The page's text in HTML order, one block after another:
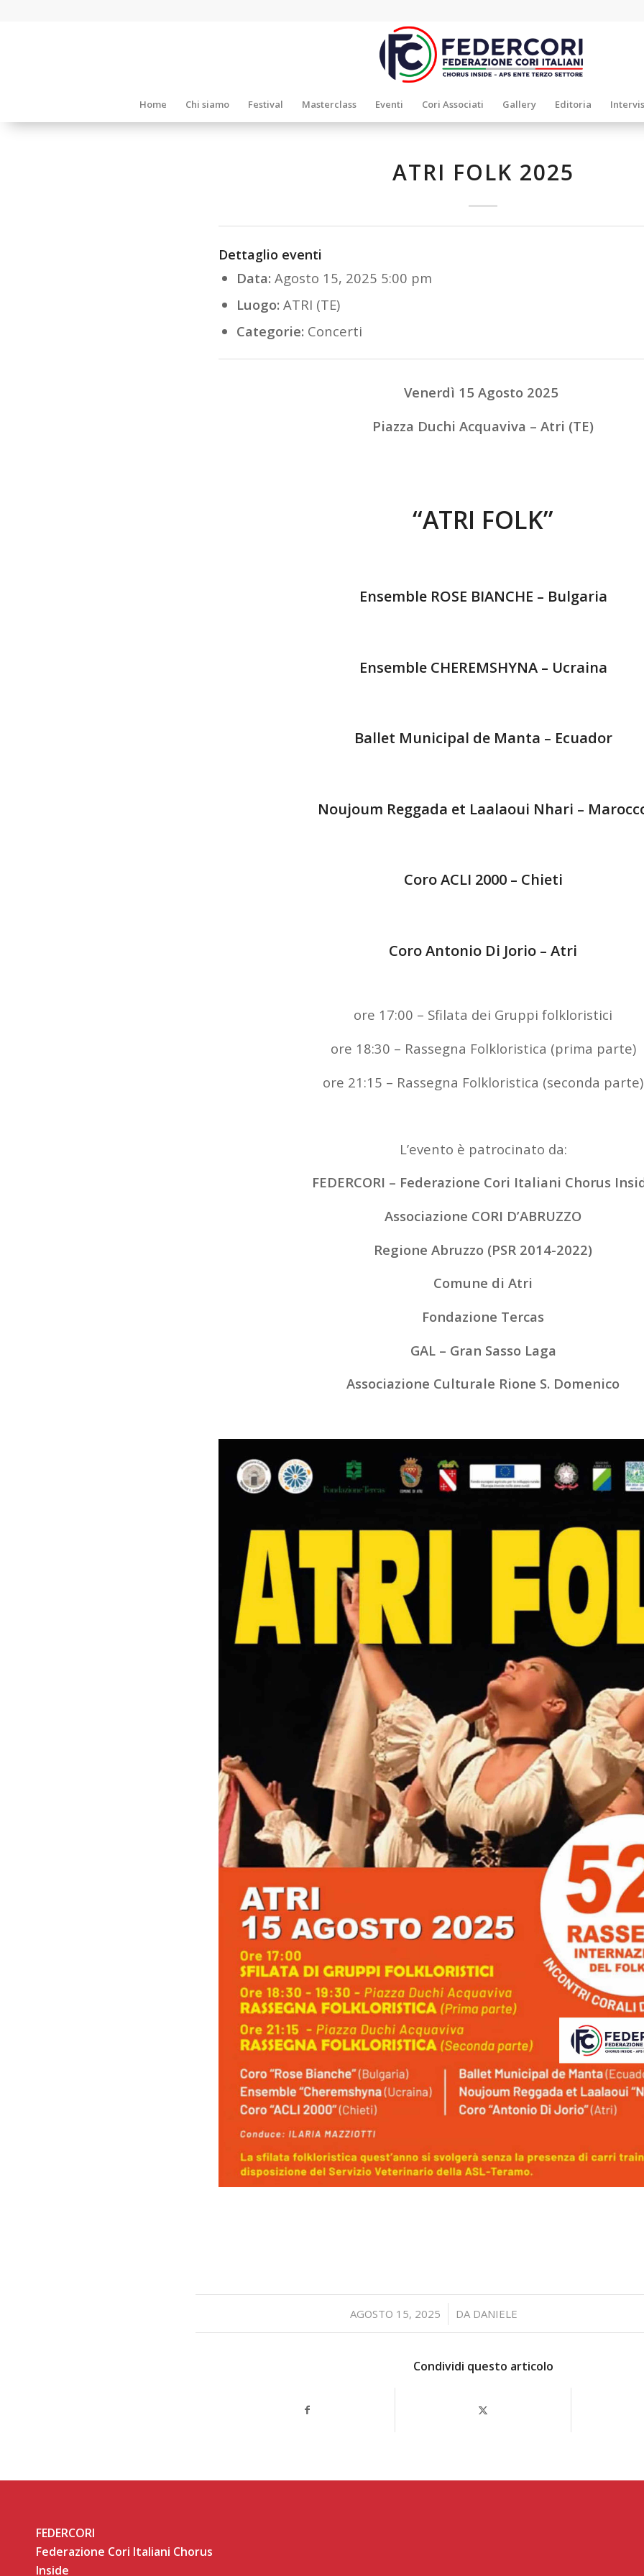
Home Chi siamo Festival Masterclass Eventi Cori Associati Gallery Editoria
ATRI FOLK 2025
Dettaglio eventi
Data: Agosto 15, 2025 5:00 pm
Luogo: ATRI (TE)
Categorie: Concerti
Venerdì 15 Agosto 2025
Piazza Duchi Acquaviva – Atri (TE)
“ATRI FOLK”
Ensemble ROSE BIANCHE – Bulgaria
Ensemble CHEREMSHYNA – Ucraina
Ballet Municipal de Manta – Ecuador
Noujoum Reggada et Laalaoui Nhari –
Coro ACLI 2000 – Chieti
Coro Antonio Di Jorio – Atri
ore 17:00 – Sfilata dei Gruppi folkloristici
ore 18:30 – Rassegna Folkloristica (prima parte)
ore 21:15 – Rassegna Folkloristica (seconda parte)
L’evento è patrocinato da:
FEDERCORI – Federazione Cori Italiani Chorus
Associazione CORI D’ABRUZZO
Regione Abruzzo (PSR 2014-2022)
Comune di Atri
Fondazione Tercas
GAL – Gran Sasso Laga
Associazione Culturale Rione S. Domenico
AGOSTO 15, 2025
/ DA DANIELE
Condividi questo articolo
FEDERCORI
Federazione Cori Italiani Chorus
Inside